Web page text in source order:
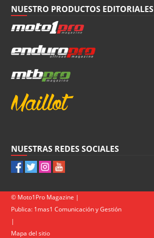
NUESTRO PRODUCTOS EDITORIALES
NUESTRAS REDES SOCIALES
© Moto1Pro Magazine |
Publica: 1mas1 Comunicación y Gestión
|
Mapa del sitio